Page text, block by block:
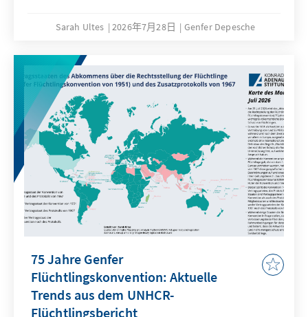
Sarah Ultes 2026年7月28日 Genfer Depesche
75 Jahre Genfer
Flüchtlingskonvention: Aktuelle
Trends aus dem UNHCR-
Flüchtlingsbericht